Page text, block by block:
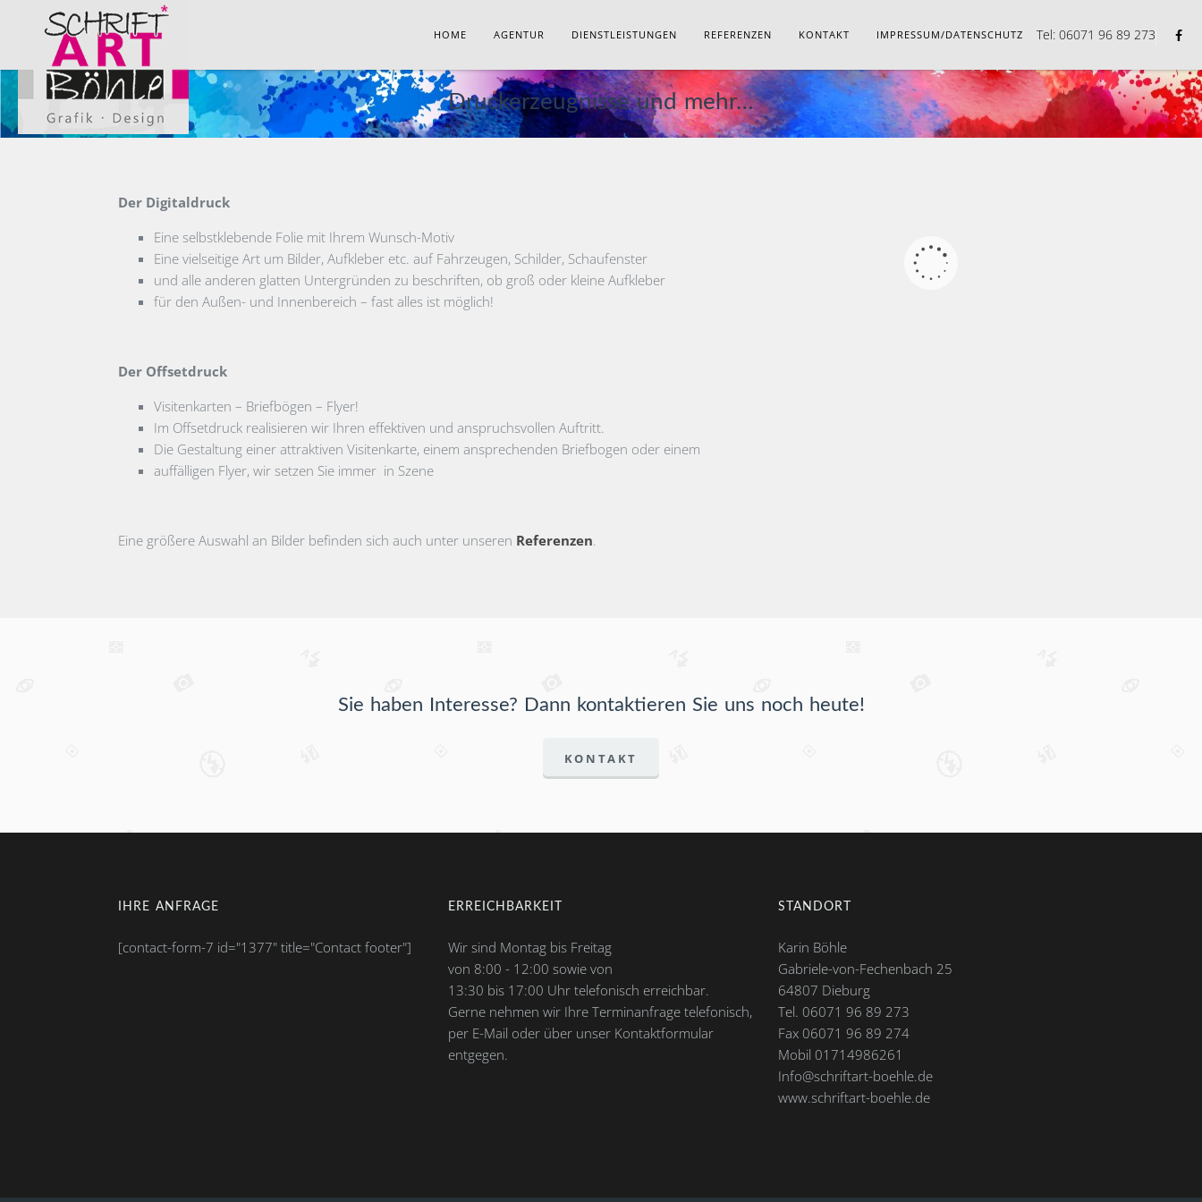
Tel: 06071 96 89 273
HOME AGENTUR DIENSTLEISTUNGEN REFERENZEN KONTAKT IMPRESSUM/DATENSCHUTZ
Druckerzeugnisse und mehr…
Der Digitaldruck
Eine selbstklebende Folie mit Ihrem Wunsch-Motiv
Eine vielseitige Art um Bilder, Aufkleber etc. auf Fahrzeugen, Schilder, Schaufenster
und alle anderen glatten Untergründen zu beschriften, ob groß oder kleine Aufkleber
für den Außen- und Innenbereich – fast alles ist möglich!
Der Offsetdruck
Visitenkarten – Briefbögen – Flyer!
Im Offsetdruck realisieren wir Ihren effektiven und anspruchsvollen Auftritt.
Die Gestaltung einer attraktiven Visitenkarte, einem ansprechenden Briefbogen oder einem
auffälligen Flyer, wir setzen Sie immer in Szene
Eine größere Auswahl an Bilder befinden sich auch unter unseren Referenzen
Sie haben Interesse? Dann kontaktieren Sie uns noch heute!
KONTAKT
IHRE ANFRAGE
[contact-form-7 id="1377" title="Contact footer"]
ERREICHBARKEIT
Wir sind Montag bis Freitag
von 8:00 - 12:00 sowie von
13:30 bis 17:00 Uhr telefonisch erreichbar.
Gerne nehmen wir Ihre Terminanfrage telefonisch,
per E-Mail oder über unser Kontaktformular
entgegen.
STANDORT
Karin Böhle
Gabriele-von-Fechenbach 25
64807 Dieburg
Tel. 06071 96 89 273
Fax 06071 96 89 274
Mobil 01714986261
Info@schriftart-boehle.de
www.schriftart-boehle.de